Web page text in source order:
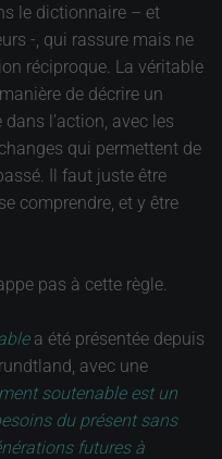
le dictionnaire – et
-, qui rassure mais ne
réciproque. La véritable
de décrire un
l’action, avec les
qui permettent de
Il faut juste être
comprendre, et y être
pas à cette règle.
a été présentée depuis
avec une
soutenable est un
du présent sans
futures à